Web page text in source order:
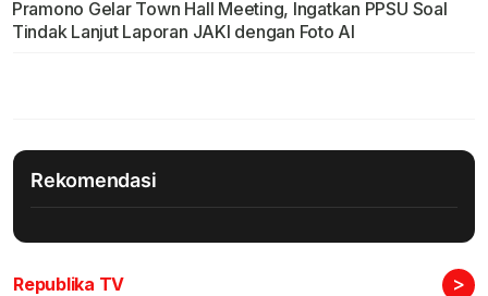
Pramono Gelar Town Hall Meeting, Ingatkan PPSU Soal
Tindak Lanjut Laporan JAKI dengan Foto AI
Rekomendasi
Republika TV >